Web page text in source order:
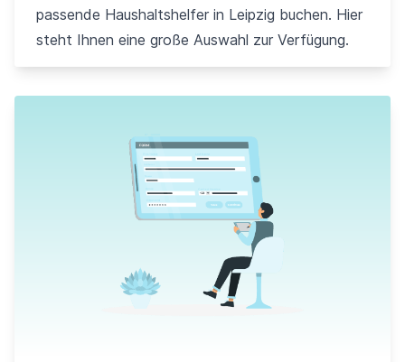
passende Haushaltshelfer in Leipzig buchen. Hier
steht Ihnen eine große Auswahl zur Verfügung.